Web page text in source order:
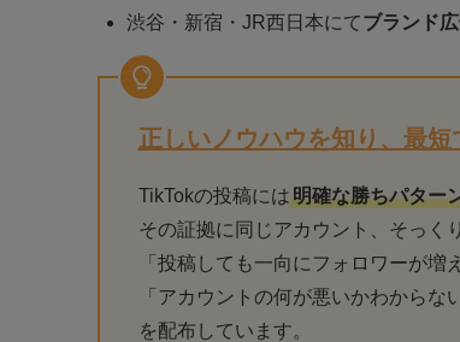
渋谷・新宿・JR西日本にてブランド
正しいノウハウを知り、最
TikTokの投稿には明確な勝ちパター
その証拠に同じアカウント、そっく
「投稿しても一向にフォロワーが増
「アカウントの何が悪いかわから
を配布しています。